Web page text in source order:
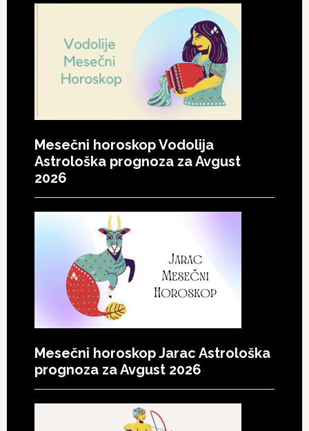
Mesečni horoskop Vodolija
Astrološka prognoza za Avgust
2026
Mesečni horoskop Jarac Astrološka
prognoza za Avgust 2026